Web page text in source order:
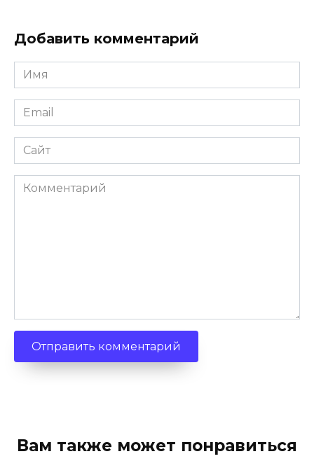
Добавить комментарий
Имя
*
Email
*
Сайт
Комментарий
Вам также может понравиться